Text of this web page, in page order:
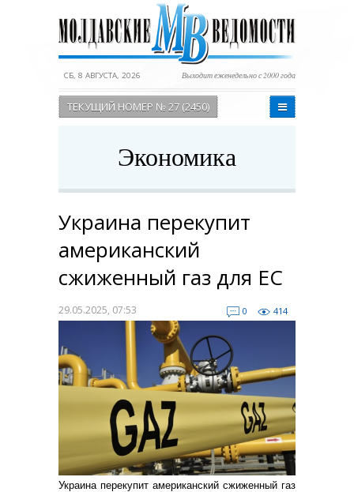
СБ, 8 АВГУСТА, 2026 Выходит еженедельно с 2000 года
ТЕКУЩИЙ НОМЕР № 27 (2450)
Экономика
Украина перекупит
американский
сжиженный газ для ЕС
29.05.2025, 07:53 0 414
Украина перекупит американский сжиженный газ